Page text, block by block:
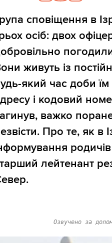
сповіщення в
осіб: двох
живуть із
який час доби
і кодовий
важко
Про те, як в
лейтенант
Озвучено за